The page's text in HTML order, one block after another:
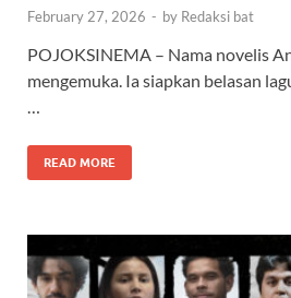
February 27, 2026 - by Redaksi bat
POJOKSINEMA – Nama novelis
mengemuka. Ia siapkan belasan
READ MORE